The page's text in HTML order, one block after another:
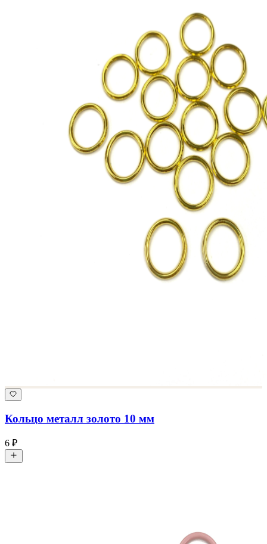
Кольцо металл золото 10 мм
6 ₽